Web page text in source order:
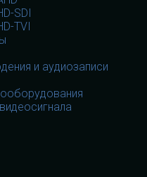
SDI
TVI
и аудиозаписи